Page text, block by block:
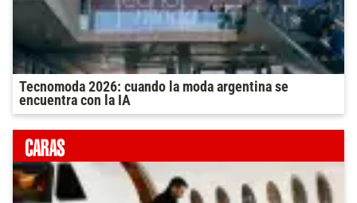
Tecnomoda 2026: cuando la moda argentina se
encuentra con la IA